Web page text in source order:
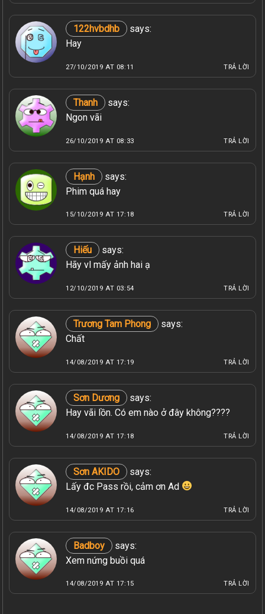
122hvbdhb
says:
Hay
27/10/2019 AT 08:11 TRẢ LỜI
Thanh
says:
Ngon vãi
26/10/2019 AT 08:33 TRẢ LỜI
Hạnh
says:
Phim quá hay
15/10/2019 AT 17:18 TRẢ LỜI
Hiếu
says:
Hãy vl mấy ảnh hai ạ
12/10/2019 AT 03:54 TRẢ LỜI
Trương Tam Phong
says:
Chất
14/08/2019 AT 17:19 TRẢ LỜI
Sơn Dương
says:
Hay vãi lồn. Có em nào ở đây không????
14/08/2019 AT 17:18 TRẢ LỜI
Sơn AKIDO
says:
Lấy đc Pass rồi, cảm ơn Ad
14/08/2019 AT 17:16 TRẢ LỜI
Badboy
says:
Xem nứng buồi quá
14/08/2019 AT 17:15 TRẢ LỜI